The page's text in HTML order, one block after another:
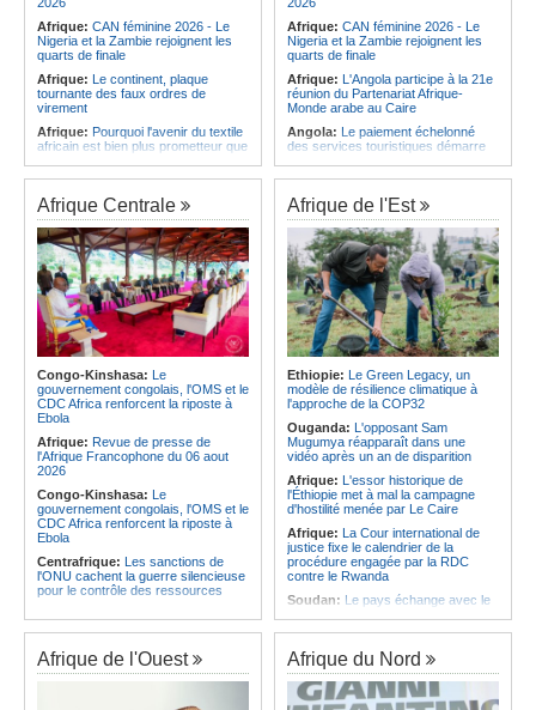
Afrique: CAN féminine 2026 - Le
Nigeria et la Zambie rejoignent les
quarts de finale
Afrique: Le continent, plaque
tournante des faux ordres de
virement
Afrique: Pourquoi l'avenir du textile
africain est bien plus prometteur que
Afrique:Les Africains en première
ligne face à la crise de la biodiversité
Afrique:L'essor historique de
l'Éthiopie met à mal la campagne
d'hostilité menée par Le Caire
Afrique:La Cour international de
justice fixe le calendrier de la
procédure engagée par la RDC
contre le Rwanda
Afrique:Visite du Président de la
République et de la Première Dame
à Yamoussoukro
Afrique:Le Forum de
l'entrepreneuriat de Sept Afrique se
veut une plateforme de mobilisation
des investissements
Afrique: CAN féminine 2026 - Le
Nigeria et la Zambie rejoignent les
quarts de finale
Afrique: L'Angola participe à la 21e
réunion du Partenariat Afrique-
Monde arabe au Caire
Angola: Le paiement échelonné
des services touristiques démarre
Angola:Jiu-jitsu - Le pays
décroche une troisième médaille à
Abou Dabi
Afrique:Ju-Jitsu - La délégation
angolaise reçue par l'ambassadeur
d'Angola aux Émirats arabes unis
Angola:Une expédition automobile
favorise le tourisme à Humpata
Angola:La WAS-AC souhaite
collaborer avec le pays pour
stimuler l'aquaculture
Afrique:Un groupe parlementaire
se penche sur le rôle des femmes
dans l'interaction avec les
communautés
Afrique Centrale
Congo-Kinshasa: Le
gouvernement congolais, l'OMS et le
CDC Africa renforcent la riposte à
Ebola
Afrique: Revue de presse de
l'Afrique Francophone du 06 aout
2026
Congo-Kinshasa: Le
gouvernement congolais, l'OMS et le
CDC Africa renforcent la riposte à
Ebola
Centrafrique: Les sanctions de
l'ONU cachent la guerre silencieuse
pour le contrôle des ressources
Afrique:La Cour international de
justice fixe le calendrier de la
Afrique de l'Est
Ethiopie: Le Green Legacy, un
modèle de résilience climatique à
l'approche de la COP32
Ouganda: L'opposant Sam
Mugumya réapparaît dans une
vidéo après un an de disparition
Afrique: L'essor historique de
l'Éthiopie met à mal la campagne
d'hostilité menée par Le Caire
Afrique: La Cour international de
justice fixe le calendrier de la
procédure engagée par la RDC
contre le Rwanda
Soudan: Le pays échange avec le
Afrique:L'Éthiopie accueillera la
76e session du Comité régional de
l'OMS pour le continent
Afrique de l'Ouest Afrique du Nord